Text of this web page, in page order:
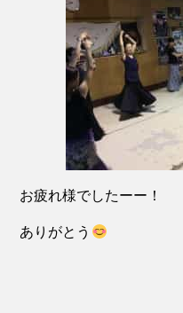
お疲れ様でしたーー！
ありがとう